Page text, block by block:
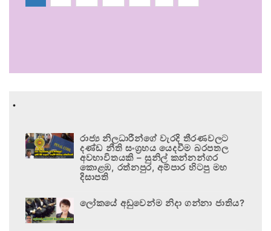
.
රාජ්‍ය නිලධාරීන්ගේ වැරදි තීරණවලට
දණ්ඩ නීති සංග්‍රහය යෙදවීම බරපතල
අවභාවිතයකි – සුනිල් කන්නන්ගර
කොළඹ, රත්නපුර, අම්පාර හිටපු මහ
දිසාපති
ලෝකයේ අඩුවෙන්ම නිදා ගන්නා ජාතිය?